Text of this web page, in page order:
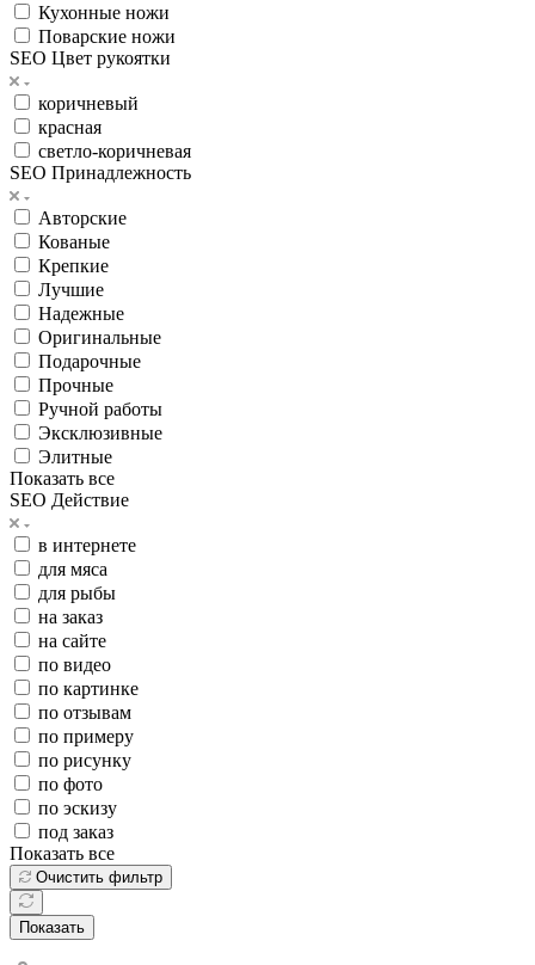
Кухонные ножи
Поварские ножи
SEO Цвет рукоятки
коричневый
красная
светло-коричневая
SEO Принадлежность
Авторские
Кованые
Крепкие
Лучшие
Надежные
Оригинальные
Подарочные
Прочные
Ручной работы
Эксклюзивные
Элитные
Показать все
SEO Действие
в интернете
для мяса
для рыбы
на заказ
на сайте
по видео
по картинке
по отзывам
по примеру
по рисунку
по фото
по эскизу
под заказ
Показать все
Очистить фильтр
Показать